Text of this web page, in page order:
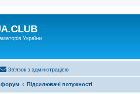
України
Зв'язок з адміністрацією
форум Підсилювачі потужності